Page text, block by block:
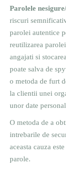
Parolele
riscuri
parolei autentice
reutilizarea
angajati si
poate salva de
o metoda de furt
la clientii unei
unor date
O metoda de a
intrebarile de
aceasta cauza
parole.